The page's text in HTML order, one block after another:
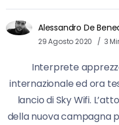
Alessandro De
29 Agosto 2020 3
Interprete
internazionale ed ora
lancio di Sky Wifi.
della nuova campagna